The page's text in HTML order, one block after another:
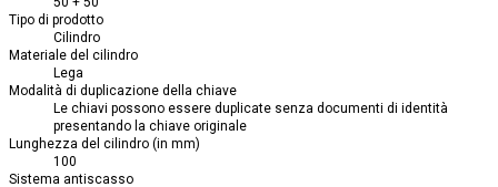
Tipo di prodotto
Cilindro
Materiale del cilindro
Lega
Modalità di duplicazione della chiave
Le chiavi possono essere duplicate senza documenti di identità
presentando la chiave originale
Lunghezza del cilindro (in mm)
100
Sistema antiscasso